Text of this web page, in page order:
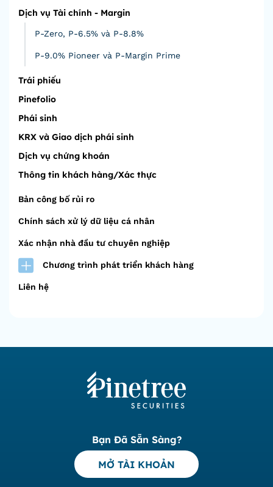
Dịch vụ Tài chính - Margin
P-Zero, P-6.5% và P-8.8%
P-9.0% Pioneer và P-Margin Prime
Trái phiếu
Pinefolio
Phái sinh
KRX và Giao dịch phái sinh
Dịch vụ chứng khoán
Thông tin khách hàng/Xác thực
Bản công bố rủi ro
Chính sách xử lý dữ liệu cá nhân
Xác nhận nhà đầu tư chuyên nghiệp
Chương trình phát triển khách hàng
Liên hệ
Bạn Đã Sẵn Sàng?
MỞ TÀI KHOẢN